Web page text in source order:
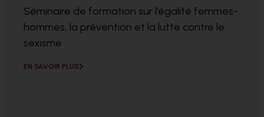
Séminaire de formation sur l’égalité femmes-
hommes, la prévention et la lutte contre le
sexisme
EN SAVOIR PLUS